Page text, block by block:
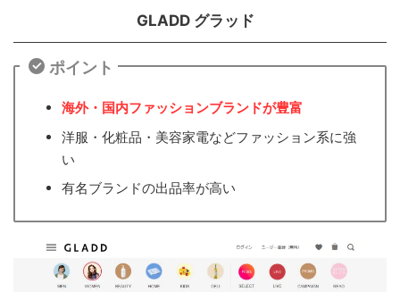
GLADD グラッド
ポイント
海外・国内ファッションブランドが豊富
洋服・化粧品・美容家電などファッション系に強
い
有名ブランドの出品率が高い